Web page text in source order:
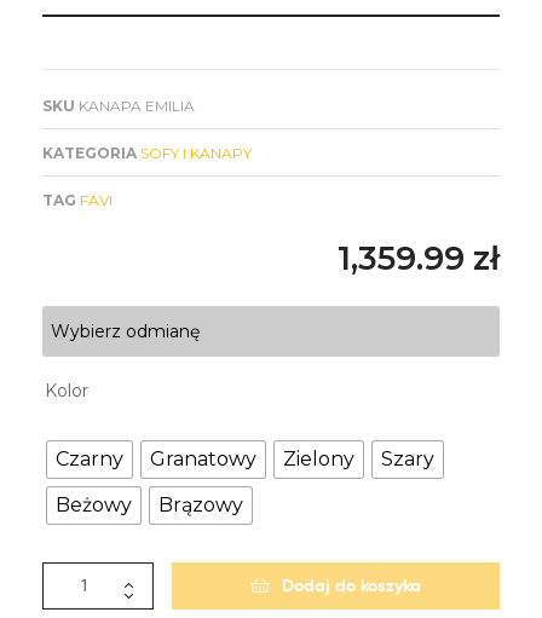
SKU KANAPA EMILIA
KATEGORIA SOFY I KANAPY
TAG FAVI
1,359.99 zł
Wybierz odmianę
Kolor
Czarny Granatowy Zielony
Szary
Beżowy
Brązowy
Dodaj do koszyka